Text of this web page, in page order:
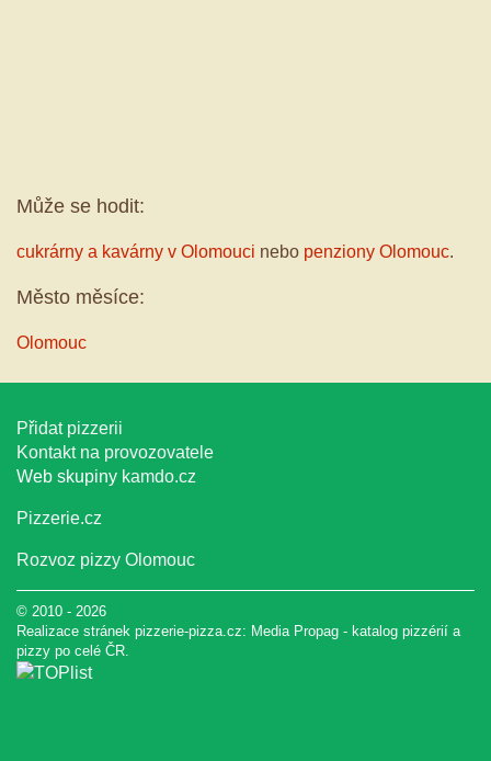
Může se hodit:
cukrárny a kavárny v Olomouci nebo penziony Olomouc.
Město měsíce:
Olomouc
Přidat pizzerii
Kontakt na provozovatele
Web skupiny kamdo.cz
Pizzerie.cz
Rozvoz pizzy Olomouc
© 2010 - 2026
Realizace stránek pizzerie-pizza.cz: Media Propag - katalog pizzérií a
pizzy po celé ČR.